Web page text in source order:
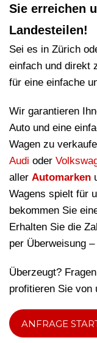
Sie erreichen
Landesteilen!
Sei es in Zürich
einfach und direkt
für eine einfache
Wir garantieren
Auto und eine
Wagen zu
Audi oder
aller Automarken
Wagens spielt für
bekommen Sie
Erhalten Sie die
per Überweisung
Überzeugt?
profitieren Sie von
ANFRAGE